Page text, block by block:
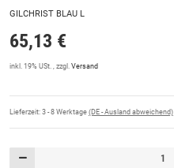
GILCHRIST BLAU L
65,13 €
inkl. 19% USt. , zzgl. Versand
Lieferzeit: 3 - 8 Werktage (DE - Ausland abweichend)